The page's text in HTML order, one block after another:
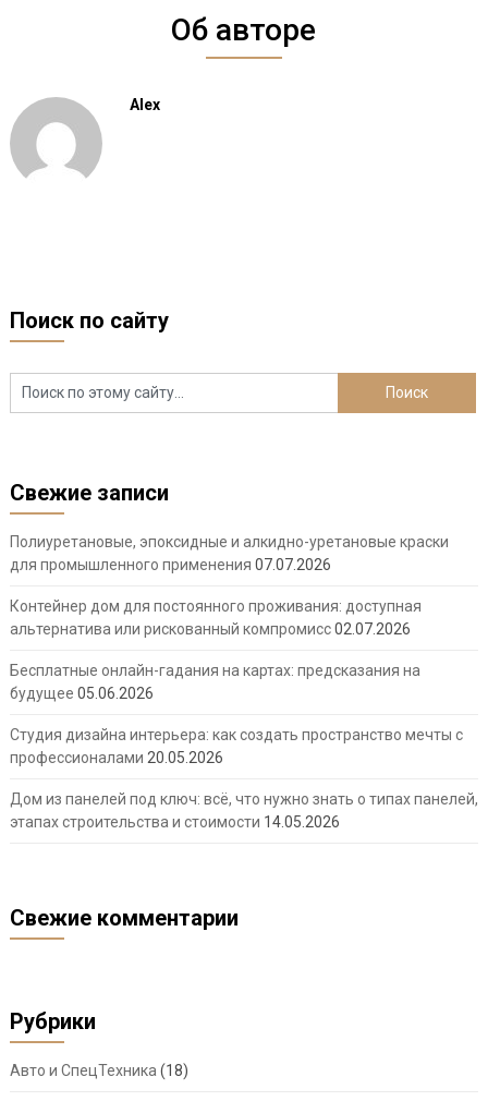
Об авторе
Alex
Поиск по сайту
Свежие записи
Полиуретановые, эпоксидные и алкидно-уретановые краски
для промышленного применения 07.07.2026
Контейнер дом для постоянного проживания: доступная
альтернатива или рискованный компромисс02.07.2026
Бесплатные онлайн-гадания на картах: предсказания на
будущее 05.06.2026
Студия дизайна интерьера: как создать пространство мечты с
профессионалами 20.05.2026
Дом из панелей под ключ: всё, что нужно знать о типах панелей,
этапах строительства и стоимости 14.05.2026
Свежие комментарии
Рубрики
Авто и СпецТехника (18)